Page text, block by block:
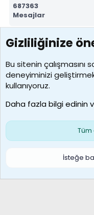
687363
Mesajlar
7392
Kullanıcılar
MosesBrownHayranı
Son üye
Çerezler
Gizliliğinize
Bu sitenin
deneyiminizi
kullanıyoruz.
Daha fazla bilgi edinin
İsteğe